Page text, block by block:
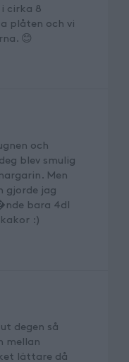
cirka 8
plåten och vi
😊
och
blev smulig
Men
gjorde jag
bara 4dl
:)
degen så
mellan
lättare då